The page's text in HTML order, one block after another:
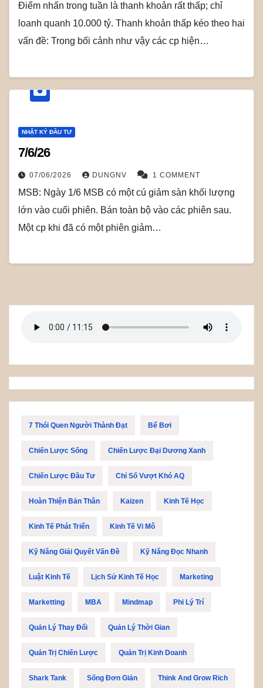
Điểm nhấn trong tuần là thanh khoản rất thấp; chỉ
loanh quanh 10.000 tỷ. Thanh khoản thấp kéo theo hai
vấn đề: Trong bối cảnh như vậy các cp hiện…
NHẬT KÝ ĐẦU TƯ
7/6/26
07/06/2026 DUNGNV 1 COMMENT
MSB: Ngày 1/6 MSB có một cú giảm sàn khối lượng
lớn vào cuối phiên. Bán toàn bộ vào các phiên sau.
Một cp khi đã có một phiên giảm…
7 Thói Quen Người Thành Đạt Bể Bơi
Chiến Lược Sống Chiến Lược Đại Dương Xanh
Chiến Lược Đầu Tư Chỉ Số Vượt Khó AQ
Hoàn Thiện Bản Thân Kaizen Kinh Tế Học
Kinh Tế Phát Triển Kinh Tế Vi Mô
Kỹ Năng Giải Quyết Vấn Đề Kỹ Năng Đọc Nhanh
Luật Kinh Tế Lịch Sử Kinh Tế Học Marketing
Marketting MBA Mindmap Phi Lý Trí
Quản Lý Thay Đổi Quản Lý Thời Gian
Quản Trị Chiến Lược Quản Trị Kinh Doanh
Shark Tank Sống Đơn Giản Think And Grow Rich